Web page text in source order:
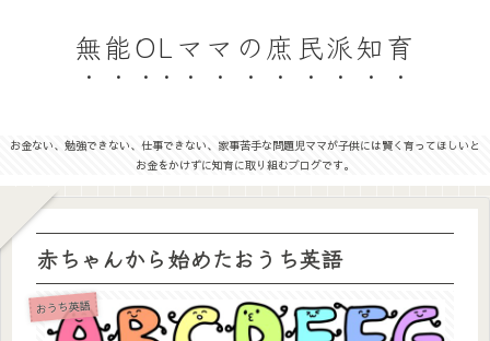
無能OLママの庶民派知育
お金ない、勉強できない、仕事できない、家事苦手な問題児ママが子供には賢く育ってほしいと
お金をかけずに知育に取り組むブログです。
赤ちゃんから始めたおうち英語
おうち英語